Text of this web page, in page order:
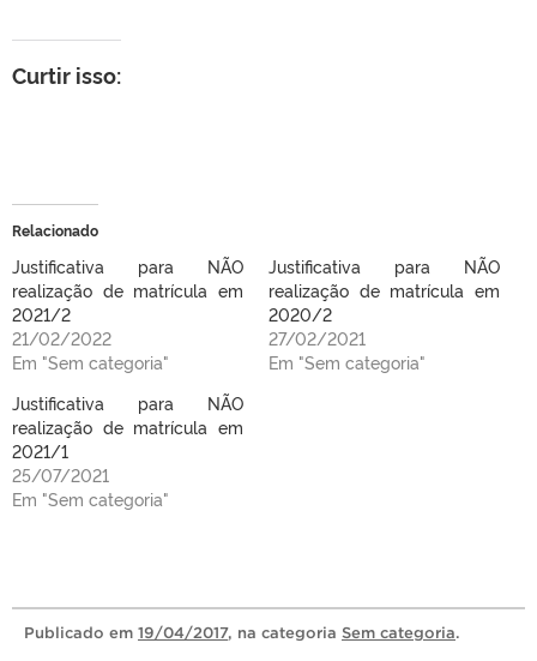
Curtir isso:
Relacionado
Justificativa para NÃO
realização de matrícula em
2021/2
21/02/2022
Em "Sem categoria"
Justificativa para NÃO
realização de matrícula em
2020/2
27/02/2021
Em "Sem categoria"
Justificativa para NÃO
realização de matrícula em
2021/1
25/07/2021
Em "Sem categoria"
Publicado em 19/04/2017, na categoria Sem categoria.